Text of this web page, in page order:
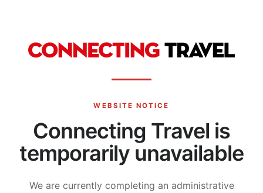
WEBSITE NOTICE
Connecting Travel is
temporarily unavailable
We are currently completing an administrative